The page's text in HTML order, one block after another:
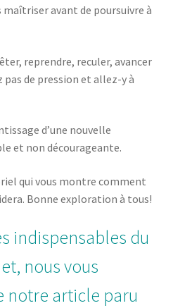
avant de poursuivre à
reprendre, reculer, avancer
de pression et allez-y à
d’une nouvelle
et non décourageante.
qui vous montre comment
Bonne exploration à tous!
indispensables du
nous vous
notre article paru